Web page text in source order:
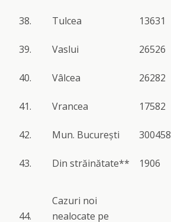
38. Tulcea 13631
39. Vaslui 26526
40. Vâlcea 26282
41. Vrancea 17582
42. Mun. București 300458
43. Din străinătate** 1906
44.
Cazuri noi
nealocate pe